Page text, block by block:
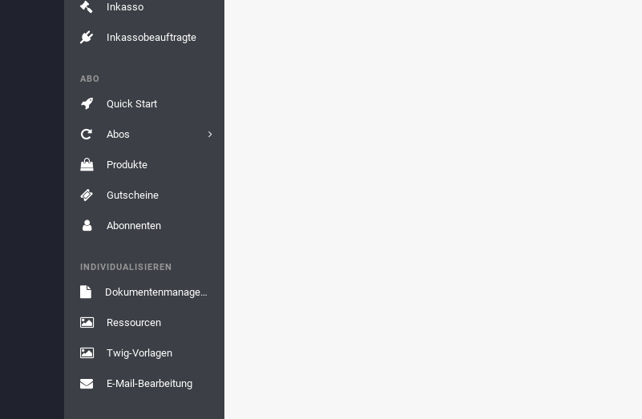
Inkasso
Inkassobeauftragte
ABO
Quick Start
Abos
Produkte
Gutscheine
Abonnenten
INDIVIDUALISIEREN
Dokumentenmanagement
Ressourcen
Twig-Vorlagen
E-Mail-Bearbeitung